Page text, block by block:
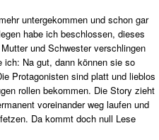
untergekommen und schon gar
habe ich beschlossen, dieses
und Schwester verschlingen
Na gut, dann können sie so
Protagonisten sind platt und lieblos
rollen bekommen. Die Story zieht
voreinander weg laufen und
Da kommt doch null Lese